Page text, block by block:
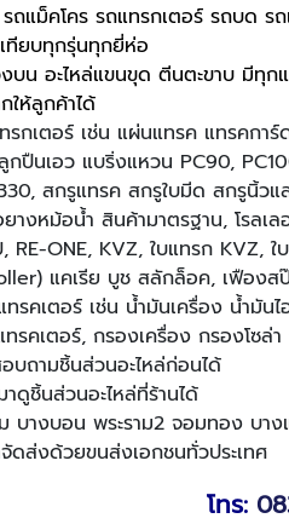
รถแม็คโคร รถแทรกเตอร์ รถบด ร
ทียบทุกรุ่นทุกยี่ห่อ
งบน อะไหล่แขนขุด ตีนตะขาบ มีทุก
ให้ลูกค้าได้
รกเตอร์ เช่น แผ่นแทรค แทรคก
กปืนเอว แบริ่งแหวน PC90,
สกรูแทรค สกรูใบมีด สกรูนิ้ว
างหม้อน้ำ สินค้ามาตรฐาน, โรลเ
RE-ONE, KVZ, ใบแทรก
แคเรีย บูช สลักล็อค, เฟืองส
รคเตอร์ เช่น น้ำมันเครื่อง น้ำมั
คเตอร์, กรองเครื่อง กรองโซล่
อบถามชิ้นส่วนอะไหล่ก่อนได้
าดูชิ้นส่วนอะไหล่ที่ร้านได้
บางบอน พระราม2 จอมทอง บา
ดส่งด้วยขนส่งเอกชนทั่วประเทศ
โทร: